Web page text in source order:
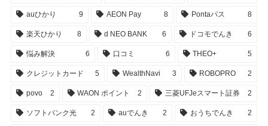
auひかり 9 AEON Pay 8 Pontaパス 8
楽天ひかり 8 d NEO BANK 6 ドコモでんき 6
悩み解決 6 口コミ 6 THEO+ 5
クレジットカード 5 WealthNavi 3 ROBOPRO 2
povo 2 WAON ポイント 2 三菱UFJeスマート証券 2
ソフトバンク光 2 auでんき 2 おうちでんき 2